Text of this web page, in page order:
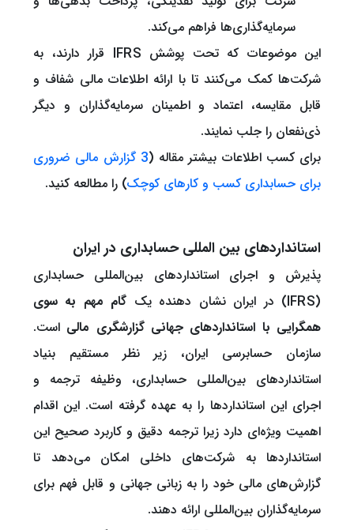
سرمایه‌گذاری‌ها فراهم می‌کند.
این موضوعات که تحت پوشش IFRS قرار دارند، به
شرکت‌ها کمک می‌کنند تا با ارائه اطلاعات مالی شفاف و
قابل مقایسه، اعتماد و اطمینان سرمایه‌گذاران و دیگر
ذی‌نفعان را جلب نمایند.
برای کسب اطلاعات بیشتر مقاله (
3 گزارش مالی ضروری
برای حسابداری کسب و کارهای کوچک) را مطالعه کنید.
استانداردهای بین المللی حسابداری در ایران
پذیرش و اجرای استانداردهای بین‌المللی حسابداری
(IFRS) در ایران نشان دهنده یک
گام مهم به سوی
همگرایی با استانداردهای جهانی گزارشگری مالی است.
سازمان حسابرسی ایران، زیر نظر مستقیم بنیاد
استانداردهای بین‌المللی حسابداری، وظیفه ترجمه و
اجرای این استانداردها را به عهده گرفته است. این اقدام
اهمیت ویژه‌ای دارد زیرا ترجمه دقیق و کاربرد صحیح این
استانداردها به شرکت‌های داخلی امکان می‌دهد تا
گزارش‌های مالی خود را به زبانی جهانی و قابل فهم برای
سرمایه‌گذاران بین‌المللی ارائه دهند.